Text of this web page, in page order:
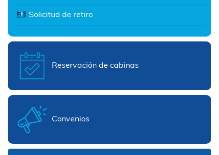
Solicitud de retiro
Reservación de cabinas
Convenios